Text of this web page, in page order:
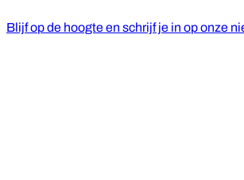
Blijf op de hoogte en schrijf je in op onze